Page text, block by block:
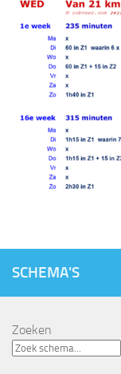
SCHEMA'S
Zoeken